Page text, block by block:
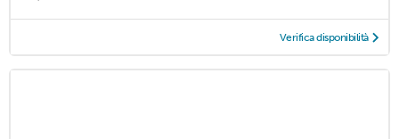
Verifica disponibilità